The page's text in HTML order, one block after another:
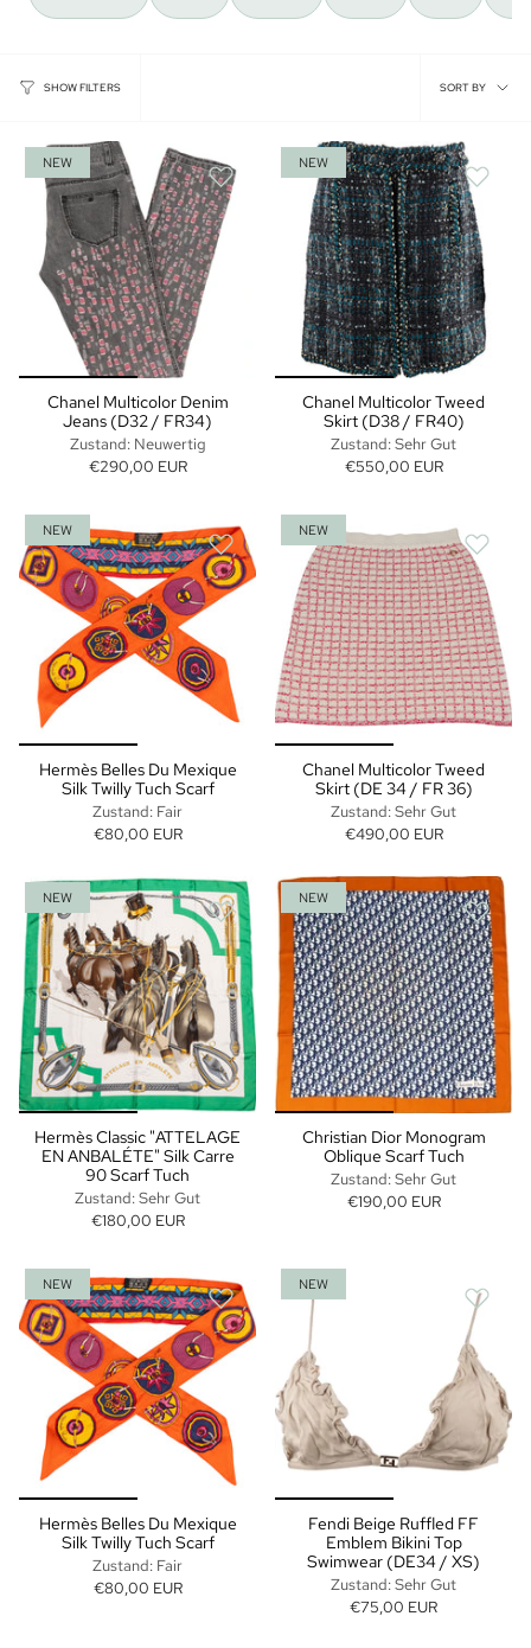
SHOW FILTERS
Sort
by
SORT BY
NEW
Chanel Multicolor Denim
Jeans (D32 / FR34)
Zustand: Neuwertig
€290,00 EUR
NEW
Chanel Multicolor Tweed
Skirt (D38 / FR40)
Zustand: Sehr Gut
€550,00 EUR
NEW
Hermès Belles Du Mexique
Silk Twilly Tuch Scarf
Zustand: Fair
€80,00 EUR
NEW
Chanel Multicolor Tweed
Skirt (DE 34 / FR 36)
Zustand: Sehr Gut
€490,00 EUR
NEW
Hermès Classic "ATTELAGE
EN ANBALÉTE" Silk Carre
90 Scarf Tuch
Zustand: Sehr Gut
€180,00 EUR
NEW
Christian Dior Monogram
Oblique Scarf Tuch
Zustand: Sehr Gut
€190,00 EUR
NEW
Hermès Belles Du Mexique
Silk Twilly Tuch Scarf
Zustand: Fair
€80,00 EUR
NEW
Fendi Beige Ruffled FF
Emblem Bikini Top
Swimwear (DE34 / XS)
Zustand: Sehr Gut
€75,00 EUR